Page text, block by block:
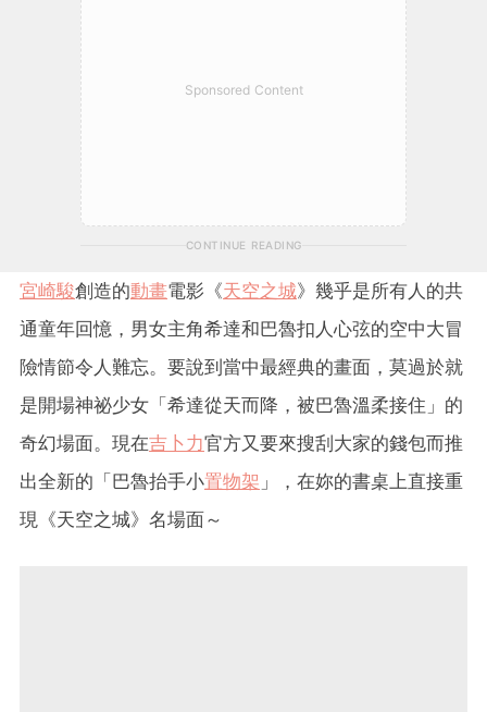
Sponsored Content
CONTINUE READING
宮崎駿創造的動畫電影《天空之城》幾乎是所有人的共
通童年回憶，男女主角希達和巴魯扣人心弦的空中大冒
險情節令人難忘。要說到當中最經典的畫面，莫過於就
是開場神祕少女「希達從天而降，被巴魯溫柔接住」的
奇幻場面。現在吉卜力官方又要來搜刮大家的錢包而推
出全新的「巴魯抬手小置物架 」，在妳的書桌上直接重
現《天空之城》名場面～